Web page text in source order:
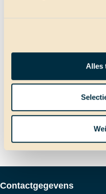
Alles
Muiterij op
Vieren met z’n
Contactgegevens